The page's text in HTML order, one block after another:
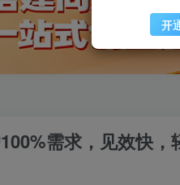
需求，见效快，
开